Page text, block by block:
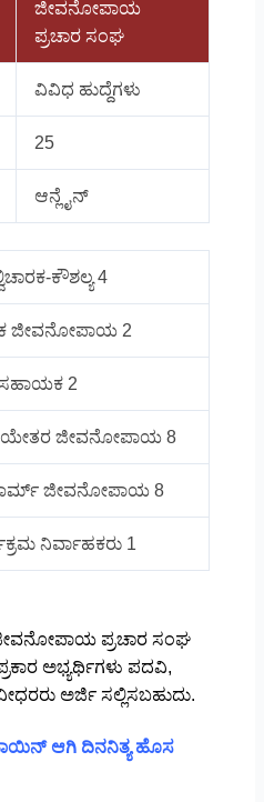
ಜೀವನೋಪಾಯ
ಪ್ರಚಾರ ಸಂಘ
ವಿವಿಧ ಹುದ್ದೆಗಳು
25
ಆನ್ಲೈನ್
ಕೌಶಲ್ಯ 4
ಜೀವನೋಪಾಯ 2
2
ಜೀವನೋಪಾಯ 8
ಜೀವನೋಪಾಯ 8
ನಿರ್ವಾಹಕರು 1
ಜೀವನೋಪಾಯ ಪ್ರಚಾರ ಸಂಘ
ಅಭ್ಯರ್ಥಿಗಳು ಪದವಿ,
ಅರ್ಜಿ ಸಲ್ಲಿಸಬಹುದು.
ಆಗಿ ದಿನನಿತ್ಯ ಹೊಸ